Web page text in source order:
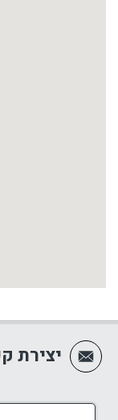
יצירת